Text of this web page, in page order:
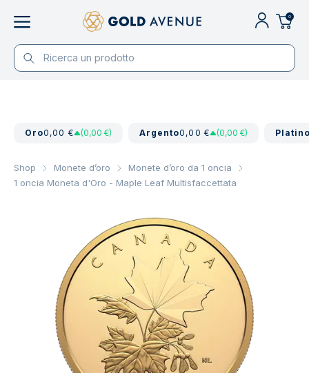
0
Oro0,00 € (0,00 €) Argento0,00 € (0,00 €)
Shop Monete d’oro
Monete d’oro da 1 oncia
1 oncia Moneta d'Oro - Maple Leaf Multisfaccettata